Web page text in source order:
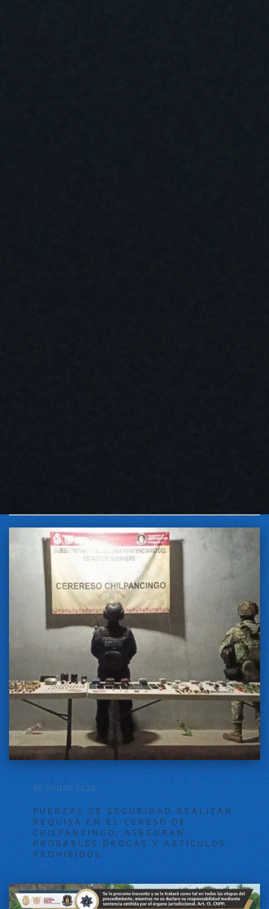
30 JUNIO 2026
FUERZAS DE SEGURIDAD REALIZAN
REQUISA EN EL CERESO DE
CHILPANCINGO; ASEGURAN
PROBABLES DROGAS Y ARTÍCULOS
PROHIBIDOS